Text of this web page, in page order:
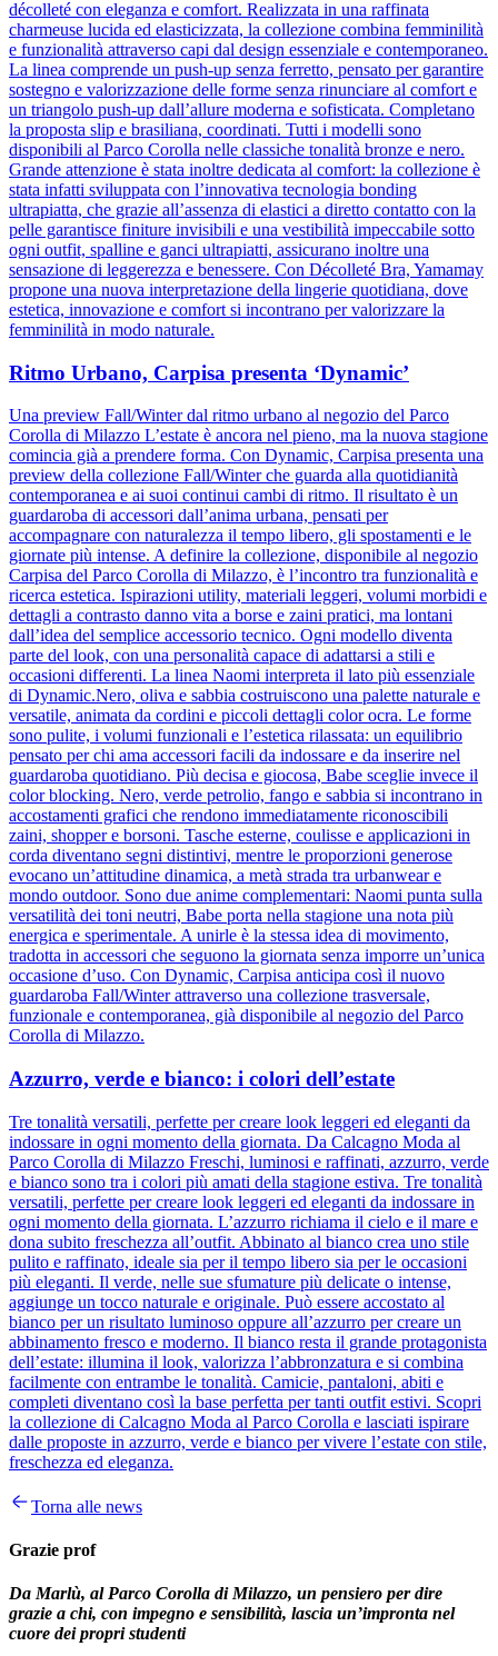
décolleté con eleganza e comfort. Realizzata in una raffinata
charmeuse lucida ed elasticizzata, la collezione combina femminilità
e funzionalità attraverso capi dal design essenziale e contemporaneo.
La linea comprende un push-up senza ferretto, pensato per garantire
sostegno e valorizzazione delle forme senza rinunciare al comfort e
un triangolo push-up dall’allure moderna e sofisticata. Completano
la proposta slip e brasiliana, coordinati. Tutti i modelli sono
disponibili al Parco Corolla nelle classiche tonalità bronze e nero.
Grande attenzione è stata inoltre dedicata al comfort: la collezione è
stata infatti sviluppata con l’innovativa tecnologia bonding
ultrapiatta, che grazie all’assenza di elastici a diretto contatto con la
pelle garantisce finiture invisibili e una vestibilità impeccabile sotto
ogni outfit, spalline e ganci ultrapiatti, assicurano inoltre una
sensazione di leggerezza e benessere. Con Décolleté Bra, Yamamay
propone una nuova interpretazione della lingerie quotidiana, dove
estetica, innovazione e comfort si incontrano per valorizzare la
femminilità in modo naturale.
Ritmo Urbano, Carpisa presenta ‘Dynamic’
Una preview Fall/Winter dal ritmo urbano al negozio del Parco
Corolla di Milazzo L’estate è ancora nel pieno, ma la nuova stagione
comincia già a prendere forma. Con Dynamic, Carpisa presenta una
preview della collezione Fall/Winter che guarda alla quotidianità
contemporanea e ai suoi continui cambi di ritmo. Il risultato è un
guardaroba di accessori dall’anima urbana, pensati per
accompagnare con naturalezza il tempo libero, gli spostamenti e le
giornate più intense. A definire la collezione, disponibile al negozio
Carpisa del Parco Corolla di Milazzo, è l’incontro tra funzionalità e
ricerca estetica. Ispirazioni utility, materiali leggeri, volumi morbidi e
dettagli a contrasto danno vita a borse e zaini pratici, ma lontani
dall’idea del semplice accessorio tecnico. Ogni modello diventa
parte del look, con una personalità capace di adattarsi a stili e
occasioni differenti. La linea Naomi interpreta il lato più essenziale
di Dynamic.Nero, oliva e sabbia costruiscono una palette naturale e
versatile, animata da cordini e piccoli dettagli color ocra. Le forme
sono pulite, i volumi funzionali e l’estetica rilassata: un equilibrio
pensato per chi ama accessori facili da indossare e da inserire nel
guardaroba quotidiano. Più decisa e giocosa, Babe sceglie invece il
color blocking. Nero, verde petrolio, fango e sabbia si incontrano in
accostamenti grafici che rendono immediatamente riconoscibili
zaini, shopper e borsoni. Tasche esterne, coulisse e applicazioni in
corda diventano segni distintivi, mentre le proporzioni generose
evocano un’attitudine dinamica, a metà strada tra urbanwear e
mondo outdoor. Sono due anime complementari: Naomi punta sulla
versatilità dei toni neutri, Babe porta nella stagione una nota più
energica e sperimentale. A unirle è la stessa idea di movimento,
tradotta in accessori che seguono la giornata senza imporre un’unica
occasione d’uso. Con Dynamic, Carpisa anticipa così il nuovo
guardaroba Fall/Winter attraverso una collezione trasversale,
funzionale e contemporanea, già disponibile al negozio del Parco
Corolla di Milazzo.
Azzurro, verde e bianco: i colori dell’estate
Tre tonalità versatili, perfette per creare look leggeri ed eleganti da
indossare in ogni momento della giornata. Da Calcagno Moda al
Parco Corolla di Milazzo Freschi, luminosi e raffinati, azzurro, verde
e bianco sono tra i colori più amati della stagione estiva. Tre tonalità
versatili, perfette per creare look leggeri ed eleganti da indossare in
ogni momento della giornata. L’azzurro richiama il cielo e il mare e
dona subito freschezza all’outfit. Abbinato al bianco crea uno stile
pulito e raffinato, ideale sia per il tempo libero sia per le occasioni
più eleganti. Il verde, nelle sue sfumature più delicate o intense,
aggiunge un tocco naturale e originale. Può essere accostato al
bianco per un risultato luminoso oppure all’azzurro per creare un
abbinamento fresco e moderno. Il bianco resta il grande protagonista
dell’estate: illumina il look, valorizza l’abbronzatura e si combina
facilmente con entrambe le tonalità. Camicie, pantaloni, abiti e
completi diventano così la base perfetta per tanti outfit estivi. Scopri
la collezione di Calcagno Moda al Parco Corolla e lasciati ispirare
dalle proposte in azzurro, verde e bianco per vivere l’estate con stile,
freschezza ed eleganza.
Torna alle news
Grazie prof
Da Marlù, al Parco Corolla di Milazzo, un pensiero per dire
grazie a chi, con impegno e sensibilità, lascia un’impronta nel
cuore dei propri studenti